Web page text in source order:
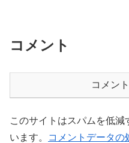
コメント
コメン
このサイトはスパムを低減
います。
コメントデータの